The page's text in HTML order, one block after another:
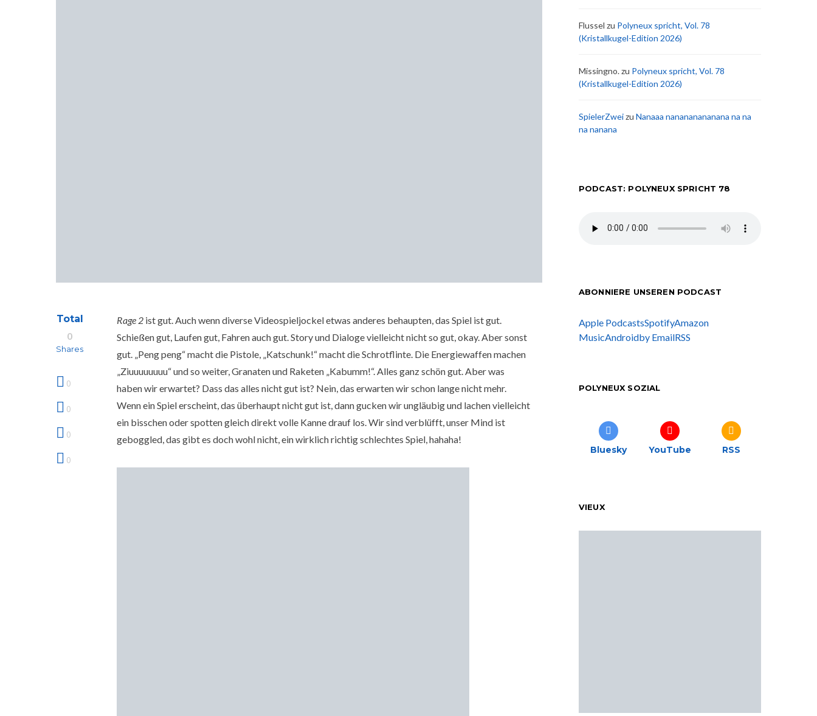
Total
0
Shares
0
0
0
0
Rage 2 ist gut. Auch wenn diverse Videospieljockel etwas anderes behaupten, das Spiel ist gut.
Schießen gut, Laufen gut, Fahren auch gut. Story und Dialoge vielleicht nicht so gut, okay. Aber sonst
gut. „Peng peng“ macht die Pistole, „Katschunk!“ macht die Schrotflinte. Die Energiewaffen machen
„Ziuuuuuuuu“ und so weiter, Granaten und Raketen „Kabumm!“. Alles ganz schön gut. Aber was
haben wir erwartet? Dass das alles nicht gut ist? Nein, das erwarten wir schon lange nicht mehr.
Wenn ein Spiel erscheint, das überhaupt nicht gut ist, dann gucken wir ungläubig und lachen vielleicht
ein bisschen oder spotten gleich direkt volle Kanne drauf los. Wir sind verblüfft, unser Mind ist
geboggled, das gibt es doch wohl nicht, ein wirklich richtig schlechtes Spiel, hahaha!
Flussel zu Polyneux spricht, Vol. 78
(Kristallkugel-Edition 2026)
Missingno.zu Polyneux spricht, Vol. 78
(Kristallkugel-Edition 2026)
SpielerZweizu Nanaaa nanananananana na na
na nanana
PODCAST: POLYNEUX SPRICHT 78
ABONNIERE UNSEREN PODCAST
Apple PodcastsSpotifyAmazon
MusicAndroidby EmailRSS
POLYNEUX SOZIAL
Bluesky YouTube RSS
VIEUX